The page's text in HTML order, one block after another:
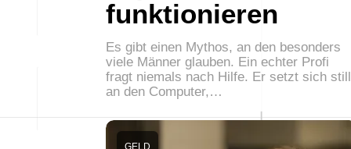
funktionieren
Es gibt einen Mythos, an den besonders
viele Männer glauben. Ein echter Profi
fragt niemals nach Hilfe. Er setzt sich still
an den Computer,…
GELD